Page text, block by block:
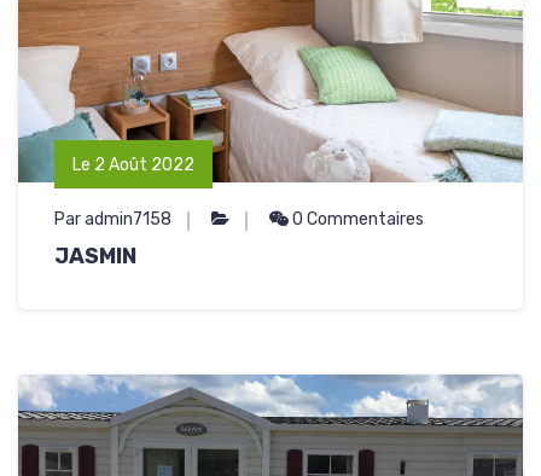
Le 2 Août 2022
Par admin7158 0 Commentaires
JASMIN